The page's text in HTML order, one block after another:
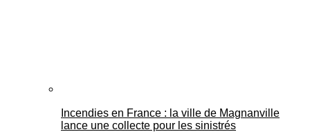
Incendies en France : la ville de Magnanville
lance une collecte pour les sinistrés